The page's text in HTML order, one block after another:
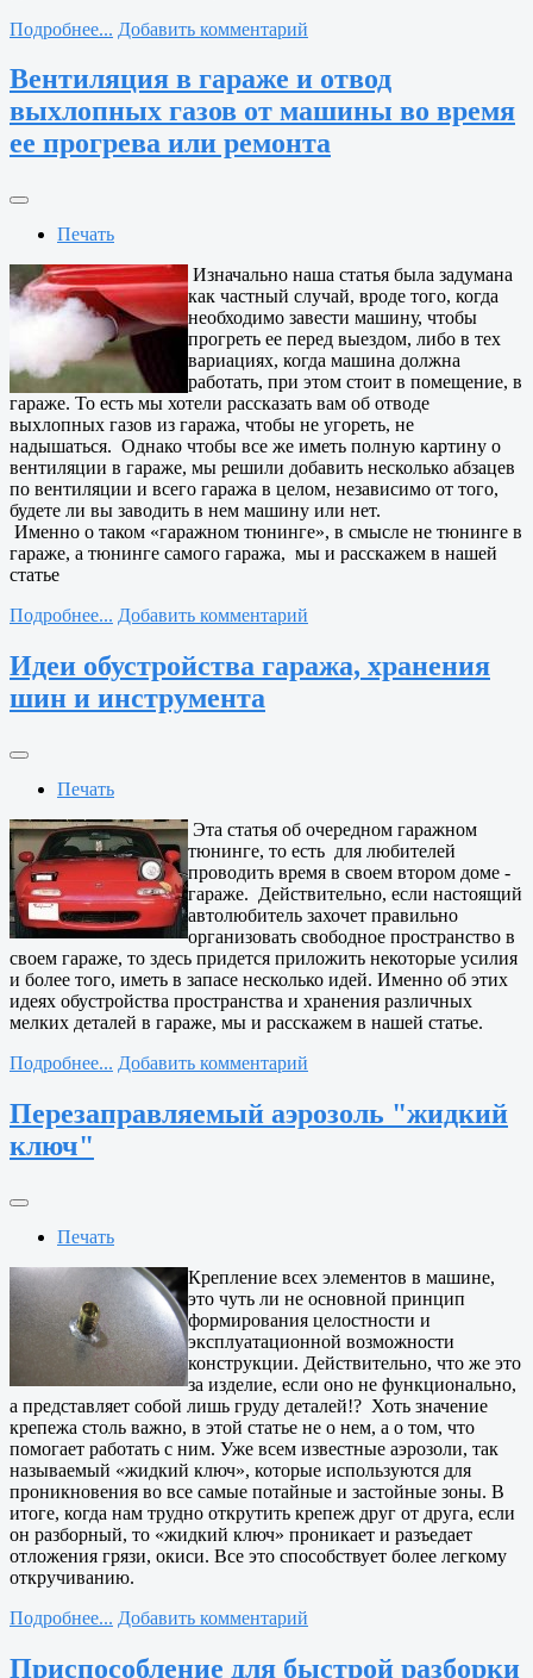
Подробнее... Добавить комментарий
Вентиляция в гараже и отвод
выхлопных газов от машины во время
ее прогрева или ремонта
Печать
Изначально наша статья была задумана
как частный случай, вроде того, когда
необходимо завести машину, чтобы
прогреть ее перед выездом, либо в тех
вариациях, когда машина должна
работать, при этом стоит в помещение, в
гараже. То есть мы хотели рассказать вам об отводе
выхлопных газов из гаража, чтобы не угореть, не
надышаться. Однако чтобы все же иметь полную картину о
вентиляции в гараже, мы решили добавить несколько абзацев
по вентиляции и всего гаража в целом, независимо от того,
будете ли вы заводить в нем машину или нет.
Именно о таком «гаражном тюнинге», в смысле не тюнинге в
гараже, а тюнинге самого гаража, мы и расскажем в нашей
статье
Подробнее... Добавить комментарий
Идеи обустройства гаража, хранения
шин и инструмента
Печать
Эта статья об очередном гаражном
тюнинге, то есть для любителей
проводить время в своем втором доме -
гараже. Действительно, если настоящий
автолюбитель захочет правильно
организовать свободное пространство в
своем гараже, то здесь придется приложить некоторые усилия
и более того, иметь в запасе несколько идей. Именно об этих
идеях обустройства пространства и хранения различных
мелких деталей в гараже, мы и расскажем в нашей статье.
Подробнее... Добавить комментарий
Перезаправляемый аэрозоль "жидкий
ключ"
Печать
Крепление всех элементов в машине,
это чуть ли не основной принцип
формирования целостности и
эксплуатационной возможности
конструкции. Действительно, что же это
за изделие, если оно не функционально,
а представляет собой лишь груду деталей!? Хоть значение
крепежа столь важно, в этой статье не о нем, а о том, что
помогает работать с ним. Уже всем известные аэрозоли, так
называемый «жидкий ключ», которые используются для
проникновения во все самые потайные и застойные зоны. В
итоге, когда нам трудно открутить крепеж друг от друга, если
он разборный, то «жидкий ключ» проникает и разъедает
отложения грязи, окиси. Все это способствует более легкому
откручиванию.
Подробнее... Добавить комментарий
Приспособление для быстрой разборки